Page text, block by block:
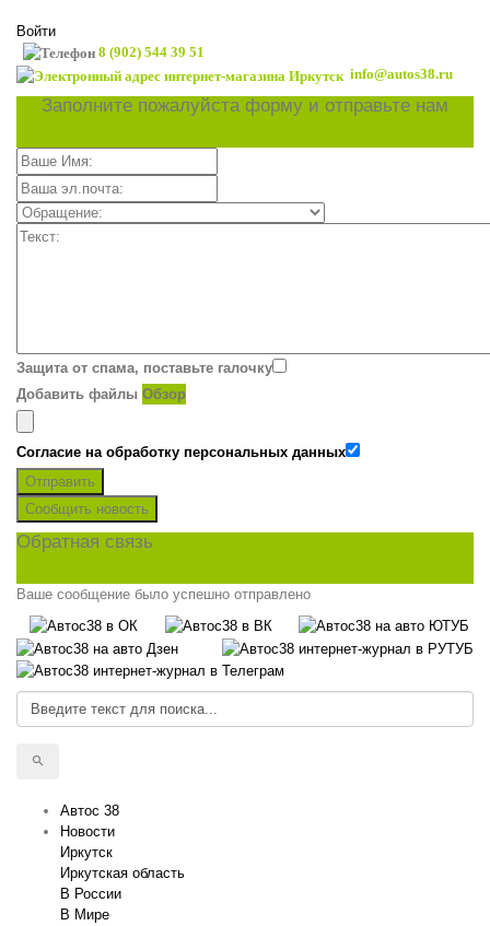
Войти
8 (902) 544 39 51
info@autos38.ru
Заполните пожалуйста форму и отправьте нам
Защита от спама, поставьте галочку
Добавить файлы Обзор
Согласие на обработку персональных данных
Отправить
Сообщить новость
Обратная связь
Ваше сообщение было успешно отправлено
Автос 38
Новости
Иркутск
Иркутская область
В России
В Мире